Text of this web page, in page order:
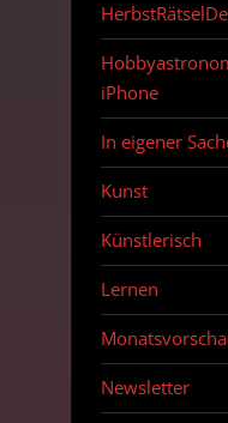
iPhone
In eigener
Kunst
Künstlerisch
Lernen
Newsletter